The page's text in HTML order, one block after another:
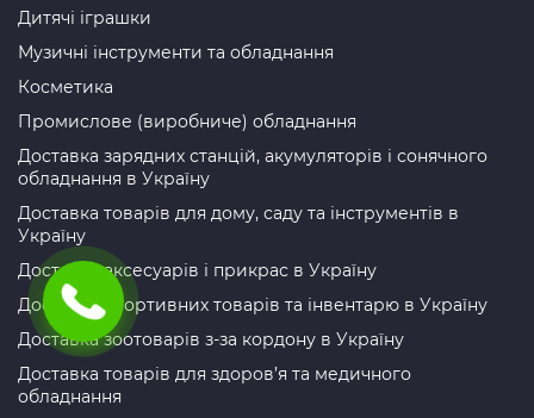
Дитячі іграшки
Музичні інструменти та обладнання
Косметика
Промислове (виробниче) обладнання
Доставка зарядних станцій, акумуляторів і сонячного
обладнання в Україну
Доставка товарів для дому, саду та інструментів в
Україну
Доставка аксесуарів і прикрас в Україну
Доставка спортивних товарів та інвентарю в Україну
Доставка зоотоварів з-за кордону в Україну
Доставка товарів для здоров’я та медичного
обладнання